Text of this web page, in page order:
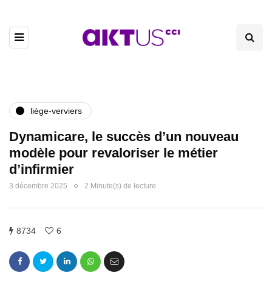
liège-verviers
Dynamicare, le succès d’un nouveau
modèle pour revaloriser le métier
d’infirmier
3 décembre 2025 2 Minute(s) de lecture
8734 6